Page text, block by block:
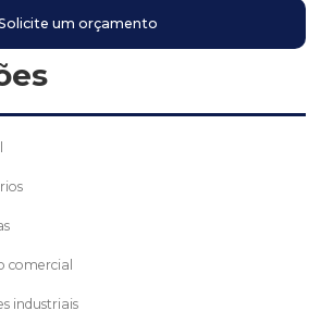
um orçamento
comercial
industriais